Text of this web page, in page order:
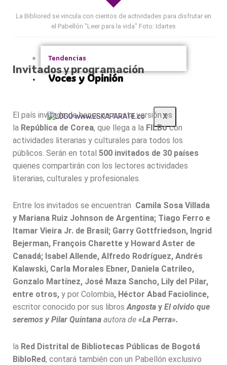
Tendencias
Voces y Opinión
X
La Bibliored se vincula con cientos de actividades para disfrutar en
el Pabellón "Leer para la vida" Foto: Idartes
Invitados y programación
El país invitado de honor para esta versión es
la República de Corea, que llega a la FILBocon
actividades literarias y culturales para todos los
públicos. Serán en total 500 invitados de 30 países
quienes compartirán con los lectores actividades
literarias, culturales y profesionales.
Entre los invitados se encuentran Camila Sosa Villada
y Mariana Ruiz Johnson de Argentina; Tiago Ferro e
Itamar Vieira Jr. de Brasil; Garry Gottfriedson, Ingrid
Bejerman, François Charette y Howard Aster de
Canadá; Isabel Allende, Alfredo Rodríguez, Andrés
Kalawski, Carla Morales Ebner, Daniela Catrileo,
Gonzalo Martínez, José Maza Sancho, Lily del Pilar,
entre otros, y por Colombia, Héctor Abad Faciolince,
escritor conocido por sus librosAngosta y El olvido que
seremos y Pilar Quintana autora de «La Perra».
la Red Distrital de Bibliotecas Públicas de Bogotá
BibloRed, contará también con un Pabellón exclusivo